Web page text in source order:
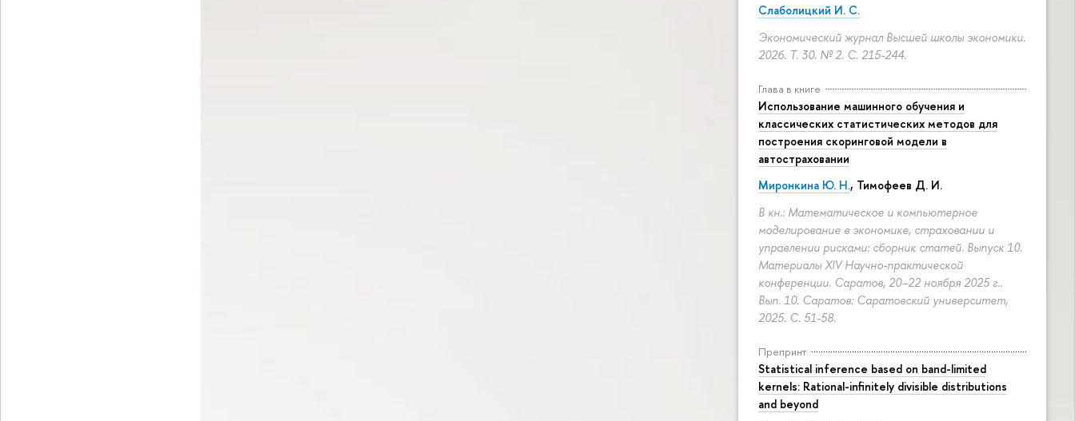
Слаболицкий И. С.
Экономический журнал Высшей школы экономики.
2026. Т. 30. № 2. С. 215-244.
Глава в книге
Использование машинного обучения и
классических статистических методов для
построения скоринговой модели в
автостраховании
Миронкина Ю. Н., Тимофеев Д. И.
В кн.: Математическое и компьютерное
моделирование в экономике, страховании и
управлении рисками: сборник статей. Выпуск 10.
Материалы XIV Научно-практической
конференции. Саратов, 20–22 ноября 2025 г..
Вып. 10. Саратов: Саратовский университет,
2025. С. 51-58.
Препринт
Statistical inference based on band-limited
kernels: Rational-infinitely divisible distributions
and beyond